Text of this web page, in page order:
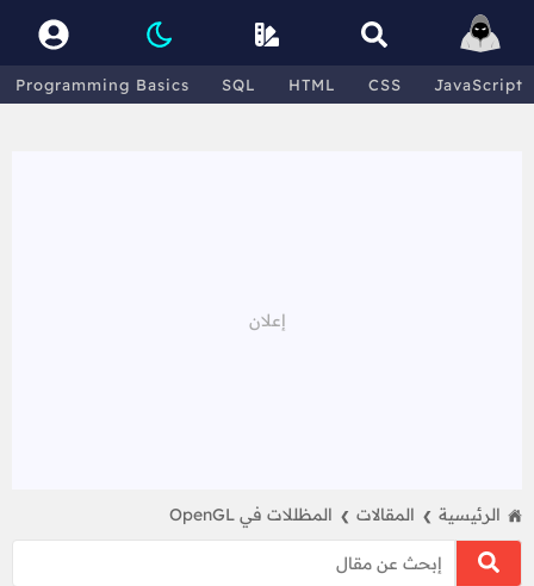
Programming Basics SQL HTML CSS JavaScript
الرئيسية ❯ المقالات ❯ المظللات في OpenGL